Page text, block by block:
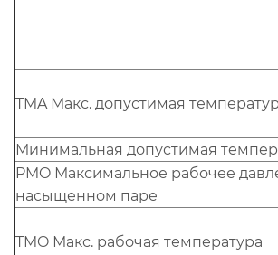
TMA Макс. допустимая
Минимальная допустимая
PMO Максимальное рабочее
насыщенном паре
TMO Макс. рабочая температура